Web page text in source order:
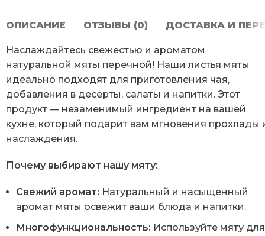
ОПИСАНИЕ ОТЗЫВЫ (0) ДОСТАВКА И
Наслаждайтесь свежестью и ароматом
натуральной мяты перечной! Наши листья мяты
идеально подходят для приготовления чая,
добавления в десерты, салаты и напитки. Этот
продукт — незаменимый ингредиент на вашей
кухне, который подарит вам мгновения прохлады
наслаждения.
Почему выбирают нашу мяту:
Свежий аромат: Натуральный и насыщенный
аромат мяты освежит ваши блюда и напитки.
Многофункциональность: Используйте мяту для